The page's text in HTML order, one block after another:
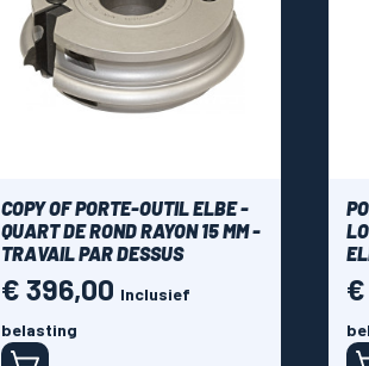
COPY OF PORTE-OUTIL ELBE -
QUART DE ROND RAYON 15 MM -
TRAVAIL PAR DESSUS
Prijs
€ 396,00 Inclusief
belasting